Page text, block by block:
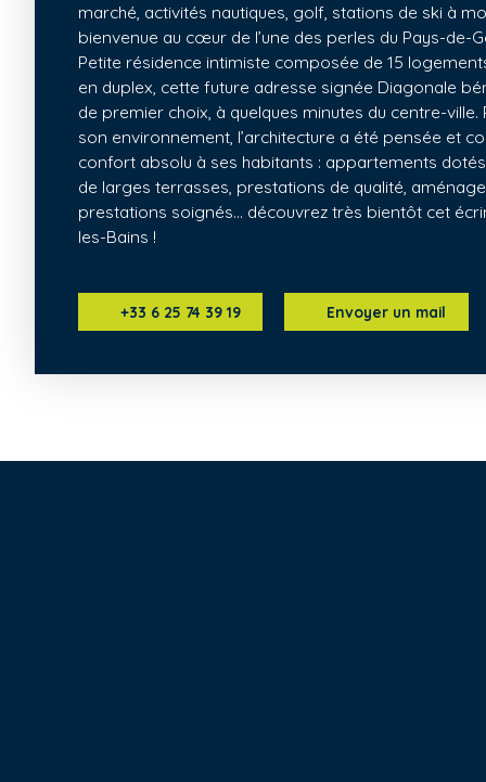
marché, activités nautiques, golf, stations de ski à
bienvenue au cœur de l’une des perles du Pays-de-
Petite résidence intimiste composée de 15
en duplex, cette future adresse signée Diagonale
de premier choix, à quelques minutes du centre-
son environnement, l’architecture a été pensée et
confort absolu à ses habitants : appartements
de larges terrasses, prestations de qualité,
prestations soignés… découvrez très bientôt cet
les-Bains !
+33 6 25 74 39 19 Envoyer un mail